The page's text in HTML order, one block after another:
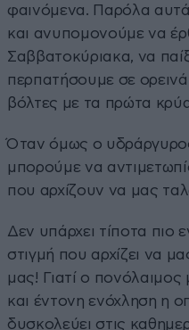
φαινόμενα. Παρόλα
και ανυπομονούμε να
Σαββατοκύριακα, να
περπατήσουμε σε
βόλτες με τα πρώτα
Όταν όμως ο
μπορούμε να
που αρχίζουν να μας
Δεν υπάρχει τίποτα πιο
στιγμή που αρχίζει να
μας! Γιατί ο πονόλαιμος
και έντονη ενόχληση η
δυσκολεύει στις